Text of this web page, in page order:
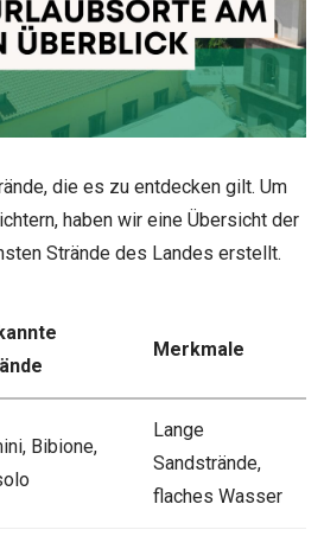
die es zu entdecken gilt. Um
haben wir eine Übersicht der
Strände des Landes erstellt.
Merkmale
Bibione,
Lange
Sandstrände,
flaches Wasser